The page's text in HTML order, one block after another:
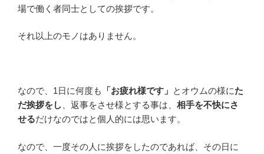
場で働く者同士としての挨拶です。
それ以上のモノはありません。
なので、1日に何度も 「お疲れ様です」 とオウムの様にた
だ挨拶をし 、返事をさせ様とする事は、 相手を不快にさ
せるだけなのではと個人的には思います。
なので、一度その人に挨拶をしたのであれば、その日に